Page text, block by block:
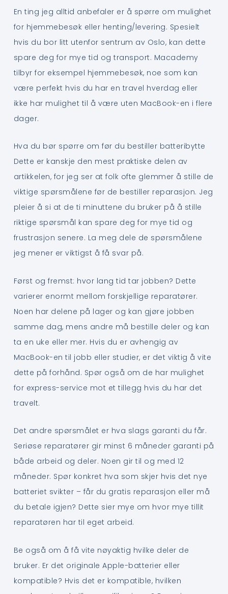
En ting jeg alltid anbefaler er å spørre om mulighet
for hjemmebesøk eller henting/levering. Spesielt
hvis du bor litt utenfor sentrum av Oslo, kan dette
spare deg for mye tid og transport. Macademy
tilbyr for eksempel hjemmebesøk, noe som kan
være perfekt hvis du har en travel hverdag eller
ikke har mulighet til å være uten MacBook-en i flere
dager.
Hva du bør spørre om før du bestiller batteribytte
Dette er kanskje den mest praktiske delen av
artikkelen, for jeg ser at folk ofte glemmer å stille de
viktige spørsmålene før de bestiller reparasjon. Jeg
pleier å si at de ti minuttene du bruker på å stille
riktige spørsmål kan spare deg for mye tid og
frustrasjon senere. La meg dele de spørsmålene
jeg mener er viktigst å få svar på.
Først og fremst: hvor lang tid tar jobben? Dette
varierer enormt mellom forskjellige reparatører.
Noen har delene på lager og kan gjøre jobben
samme dag, mens andre må bestille deler og kan
ta en uke eller mer. Hvis du er avhengig av
MacBook-en til jobb eller studier, er det viktig å vite
dette på forhånd. Spør også om de har mulighet
for express-service mot et tillegg hvis du har det
travelt.
Det andre spørsmålet er hva slags garanti du får.
Seriøse reparatører gir minst 6 måneder garanti på
både arbeid og deler. Noen gir til og med 12
måneder. Spør konkret hva som skjer hvis det nye
batteriet svikter – får du gratis reparasjon eller må
du betale igjen? Dette sier mye om hvor mye tillit
reparatøren har til eget arbeid.
Be også om å få vite nøyaktig hvilke deler de
bruker. Er det originale Apple-batterier eller
kompatible? Hvis det er kompatible, hvilken